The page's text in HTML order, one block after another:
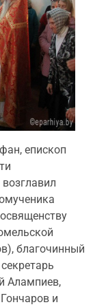
епископ
благочинный
Алампиев,
и